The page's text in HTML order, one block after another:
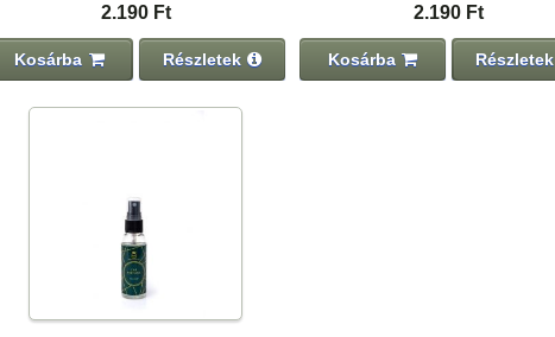
2.190 Ft
Kosárba Részletek
2.190 Ft
Kosárba Részletek